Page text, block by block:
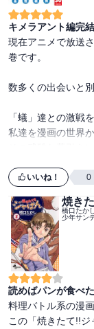
キメラアント編完結
現在アニメで放送
巻です。
数多くの出会いと
「蟻」達との激戦
私達を漫画の世界
しかし、この作品
ぜひご一読をお勧
いいね！ 0
焼き
橋口たかし
少年サン
読めばパンが食べ
料理バトル系の漫
この「焼きたて!!